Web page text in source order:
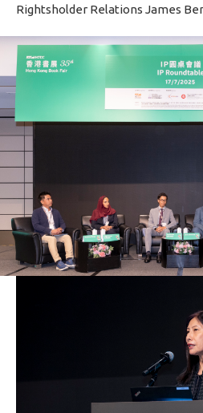
Rightsholder Relations James